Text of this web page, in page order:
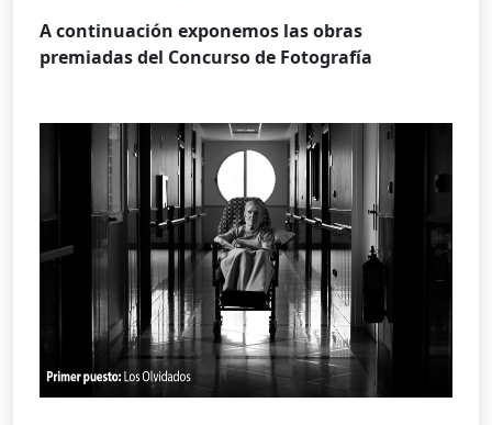
A continuación exponemos las obras
premiadas del Concurso de Fotografía